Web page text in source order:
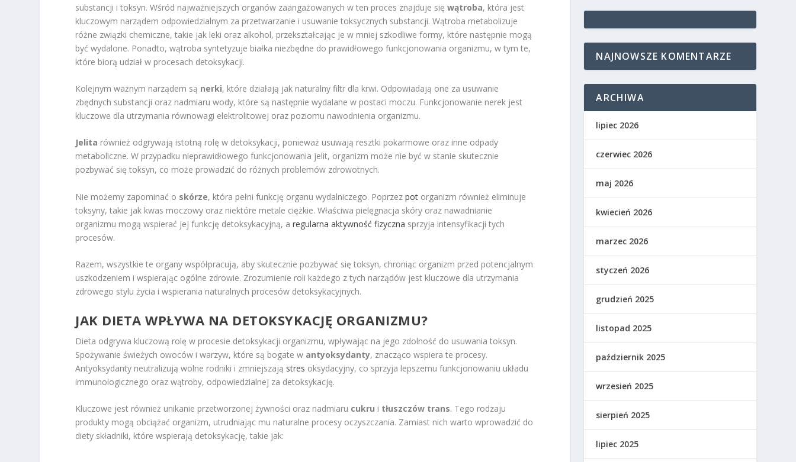
substancji i toksyn. Wśród najważniejszych organów zaangażowanych w ten proces znajduje sięwątroba, która jest
kluczowym narządem odpowiedzialnym za przetwarzanie i usuwanie toksycznych substancji. Wątroba metabolizuje
różne związki chemiczne, takie jak leki oraz alkohol, przekształcając je w mniej szkodliwe formy, które następnie mogą
być wydalone. Ponadto, wątroba syntetyzuje białka niezbędne do prawidłowego funkcjonowania organizmu, w tym te,
które biorą udział w procesach detoksykacji.
Kolejnym ważnym narządem są nerki, które działają jak naturalny filtr dla krwi. Odpowiadają one za usuwanie
zbędnych substancji oraz nadmiaru wody, które są następnie wydalane w postaci moczu. Funkcjonowanie nerek jest
kluczowe dla utrzymania równowagi elektrolitowej oraz poziomu nawodnienia organizmu.
Jelita również odgrywają istotną rolę w detoksykacji, ponieważ usuwają resztki pokarmowe oraz inne odpady
metaboliczne. W przypadku nieprawidłowego funkcjonowania jelit, organizm może nie być w stanie skutecznie
pozbywać się toksyn, co może prowadzić do różnych problemów zdrowotnych.
Nie możemy zapominać o skórze, która pełni funkcję organu wydalniczego. Poprzezpot organizm również eliminuje
toksyny, takie jak kwas moczowy oraz niektóre metale ciężkie. Właściwa pielęgnacja skóry oraz nawadnianie
organizmu mogą wspierać jej funkcję detoksykacyjną, aregularna aktywność fizyczna sprzyja intensyfikacji tych
procesów.
Razem, wszystkie te organy współpracują, aby skutecznie pozbywać się toksyn, chroniąc organizm przed potencjalnym
uszkodzeniem i wspierając ogólne zdrowie. Zrozumienie roli każdego z tych narządów jest kluczowe dla utrzymania
zdrowego stylu życia i wspierania naturalnych procesów detoksykacyjnych.
JAK DIETA WPŁYWA NA DETOKSYKACJĘ ORGANIZMU?
Dieta odgrywa kluczową rolę w procesie detoksykacji organizmu, wpływając na jego zdolność do usuwania toksyn.
Spożywanie świeżych owoców i warzyw, które są bogate w antyoksydanty, znacząco wspiera te procesy.
Antyoksydanty neutralizują wolne rodniki i zmniejszają stres oksydacyjny, co sprzyja lepszemu funkcjonowaniu układu
immunologicznego oraz wątroby, odpowiedzialnej za detoksykację.
Kluczowe jest również unikanie przetworzonej żywności oraz nadmiaru cukru i tłuszczów trans. Tego rodzaju
produkty mogą obciążać organizm, utrudniając mu naturalne procesy oczyszczania. Zamiast nich warto wprowadzić do
diety składniki, które wspierają detoksykację, takie jak:
NAJNOWSZE KOMENTARZE
ARCHIWA
lipiec 2026
czerwiec 2026
maj 2026
kwiecień 2026
marzec 2026
styczeń 2026
grudzień 2025
listopad 2025
październik 2025
wrzesień 2025
sierpień 2025
lipiec 2025